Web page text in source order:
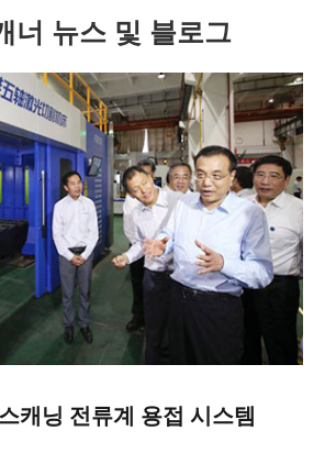
너 뉴스 및 블로그
캐닝 전류계 용접 시스템